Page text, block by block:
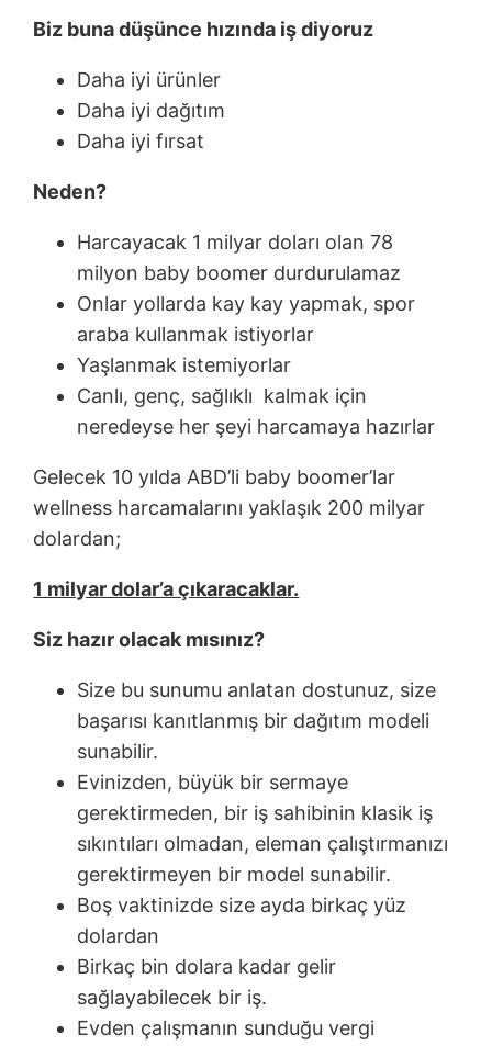
Biz buna düşünce hızında iş diyoruz
Daha iyi ürünler
Daha iyi dağıtım
Daha iyi fırsat
Neden?
Harcayacak 1 milyar doları olan 78
milyon baby boomer durdurulamaz
Onlar yollarda kay kay yapmak, spor
araba kullanmak istiyorlar
Yaşlanmak istemiyorlar
Canlı, genç, sağlıklı kalmak için
neredeyse her şeyi harcamaya hazırlar
Gelecek 10 yılda ABD’li baby boomer’lar
wellness harcamalarını yaklaşık 200 milyar
dolardan;
1 milyar dolar’a çıkaracaklar.
Siz hazır olacak mısınız?
Size bu sunumu anlatan dostunuz, size
başarısı kanıtlanmış bir dağıtım modeli
sunabilir.
Evinizden, büyük bir sermaye
gerektirmeden, bir iş sahibinin klasik iş
sıkıntıları olmadan, eleman çalıştırmanızı
gerektirmeyen bir model sunabilir.
Boş vaktinizde size ayda birkaç yüz
dolardan
Birkaç bin dolara kadar gelir
sağlayabilecek bir iş.
Evden çalışmanın sunduğu vergi